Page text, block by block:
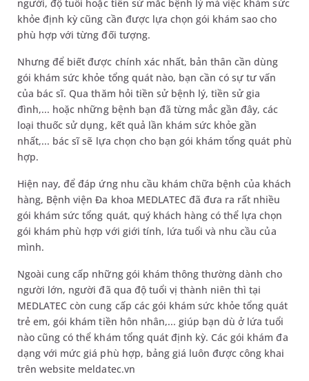
người, độ tuổi hoặc tiền sử mắc bệnh lý mà việc khám sức
khỏe định kỳ cũng cần được lựa chọn gói khám sao cho
phù hợp với từng đối tượng.
Nhưng để biết được chính xác nhất, bản thân cần dùng
gói khám sức khỏe tổng quát nào, bạn cần có sự tư vấn
của bác sĩ. Qua thăm hỏi tiền sử bệnh lý, tiền sử gia
đình,... hoặc những bệnh bạn đã từng mắc gần đây, các
loại thuốc sử dụng, kết quả lần khám sức khỏe gần
nhất,... bác sĩ sẽ lựa chọn cho bạn gói khám tổng quát phù
hợp.
Hiện nay, để đáp ứng nhu cầu khám chữa bệnh của khách
hàng, Bệnh viện Đa khoa MEDLATEC đã đưa ra rất nhiều
gói khám sức tổng quát, quý khách hàng có thể lựa chọn
gói khám phù hợp với giới tính, lứa tuổi và nhu cầu của
mình.
Ngoài cung cấp những gói khám thông thường dành cho
người lớn, người đã qua độ tuổi vị thành niên thì tại
MEDLATEC còn cung cấp các gói khám sức khỏe tổng quát
trẻ em, gói khám tiền hôn nhân,... giúp bạn dù ở lứa tuổi
nào cũng có thể khám tổng quát định kỳ. Các gói khám đa
dạng với mức giá phù hợp, bảng giá luôn được công khai
trên website meldatec.vn